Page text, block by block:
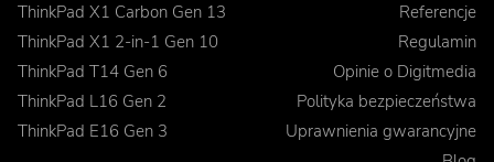
ThinkPad X1 Carbon Gen 13
ThinkPad X1 2-in-1 Gen 10
ThinkPad T14 Gen 6
ThinkPad L16 Gen 2
ThinkPad E16 Gen 3
Referencje
Regulamin
Opinie o Digitmedia
Polityka bezpieczeństwa
Uprawnienia gwarancyjne